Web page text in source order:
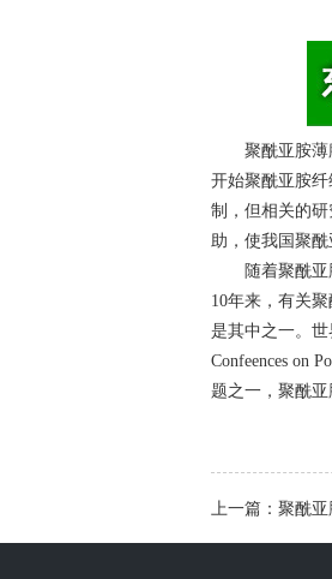
聚酰亚胺薄
开始聚酰亚胺
制，但相关的
助，使我国聚
随着聚酰
10年来，有关
是其中之一。世
Confeences on
题之一，聚酰亚
上一篇：聚酰